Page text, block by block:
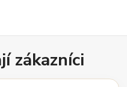
zákazníci